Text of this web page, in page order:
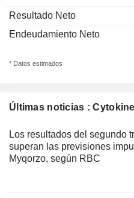
Últimas noticias :
Los resultados del segundo
superan las previsiones
Myqorzo, según RBC
Resultado Neto
Endeudamiento Neto
* Datos estimados